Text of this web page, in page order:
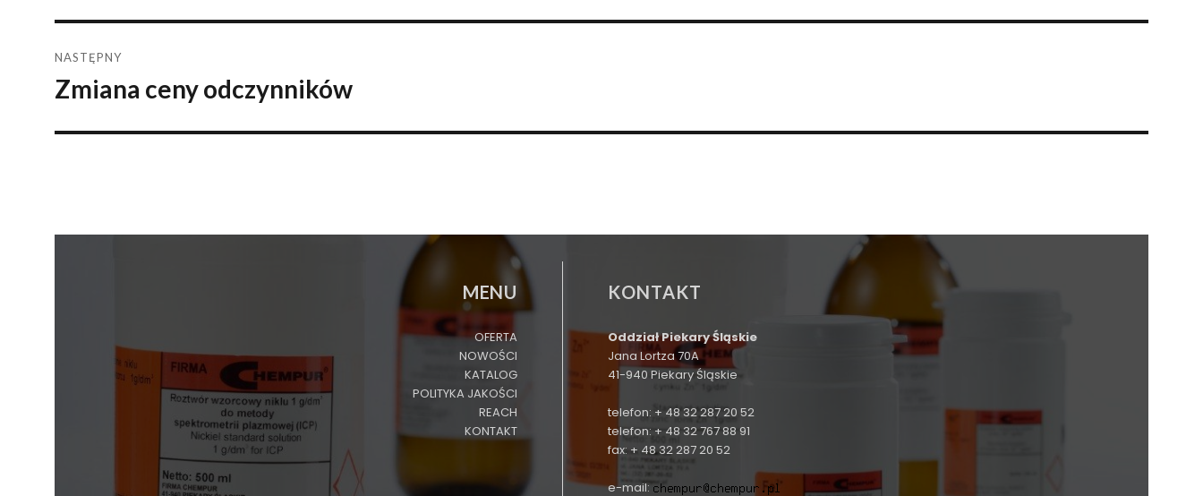
NASTĘPNY
Następny
Zmiana ceny odczynników
MENU
OFERTA
NOWOŚCI
KATALOG
POLITYKA JAKOŚCI
REACH
KONTAKT
KONTAKT
Oddział Piekary Śląskie
Jana Lortza 70A
41-940 Piekary Śląskie
telefon: + 48 32 287 20 52
telefon: + 48 32 767 88 91
fax: + 48 32 287 20 52
e-mail: